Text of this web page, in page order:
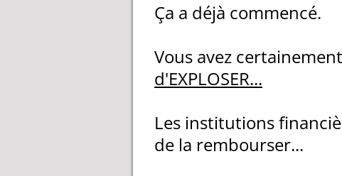
Ça a déjà commencé.
Vous avez
d'EXPLOSER...
Les institutions
de la rembourser...